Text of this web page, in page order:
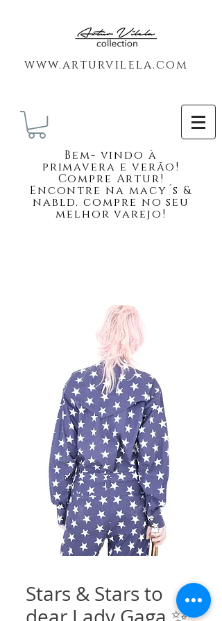
www.arturvilela.com
Bem- vindo à
primavera e verão!
Compre Artur!
Encontre na macy´s &
nabld. compre no seu
melhor varejo!
Stars & Stars to